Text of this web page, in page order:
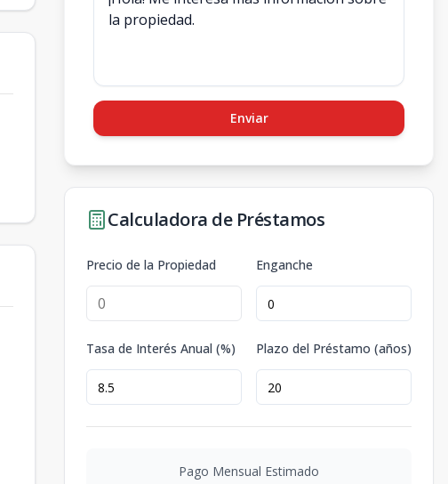
Enviar
Calculadora de Préstamos
Precio de la Propiedad Enganche
Tasa de Interés Anual (%) Plazo del Préstamo (años)
Pago Mensual Estimado